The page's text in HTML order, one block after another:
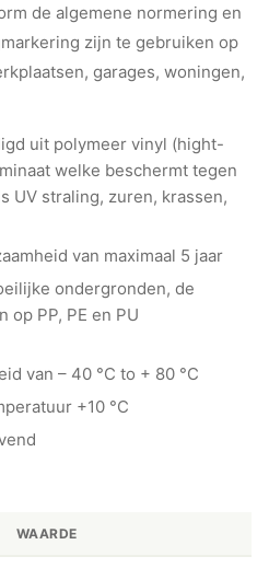
de algemene normering en
zijn te gebruiken op
garages, woningen,
uit polymeer vinyl (hight-
welke beschermt tegen
UV straling, zuren, krassen,
van maximaal 5 jaar
ondergronden, de
op PP, PE en PU
van – 40 °C to + 80 °C
+10 °C
WAARDE